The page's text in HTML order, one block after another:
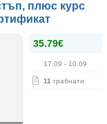
плюс курс
35.79€
17.09 - 10.09
11 грабнати